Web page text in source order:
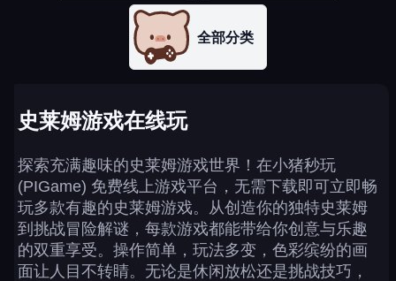
全部分类
史莱姆游戏在线玩
探索充满趣味的史莱姆游戏世界！在小猪秒玩
(PIGame) 免费线上游戏平台，无需下载即可立即畅
玩多款有趣的史莱姆游戏。从创造你的独特史莱姆
到挑战冒险解谜，每款游戏都能带给你创意与乐趣
的双重享受。操作简单，玩法多变，色彩缤纷的画
面让人目不转睛。无论是休闲放松还是挑战技巧，